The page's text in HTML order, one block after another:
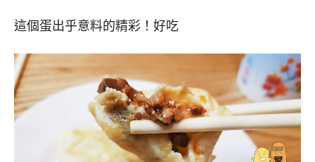
這個蛋出乎意料的精彩！好吃